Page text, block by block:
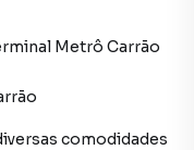
Metrô Carrão
comodidades